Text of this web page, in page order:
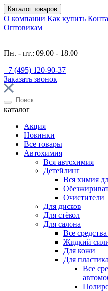
Каталог товаров
О компании Как купить
Оптовикам
Пн. - пт.: 09.00 - 18.00
+7 (495) 120-90-37
Заказать звонок
каталог
Акция
Новинки
Все товары
Автохимия
Вся автохимия
Детейлинг
Вся химия
Очистители
Для дисков
Для стёкол
Для салона
Все
Жидкий
Для кожи
Для пластика
Все